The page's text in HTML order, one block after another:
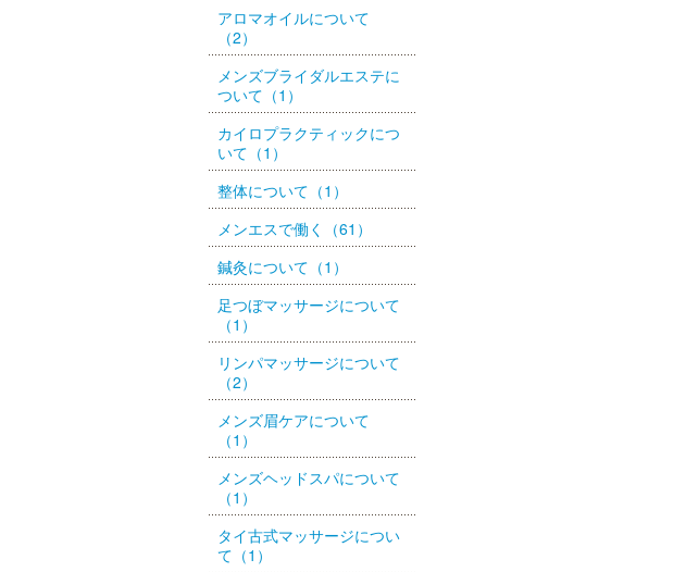
アロマオイルについて
（2）
メンズブライダルエステに
ついて（1）
カイロプラクティックにつ
いて（1）
整体について（1）
メンエスで働く（61）
鍼灸について（1）
足つぼマッサージについて
（1）
リンパマッサージについて
（2）
メンズ眉ケアについて
（1）
メンズヘッドスパについて
（1）
タイ古式マッサージについ
て（1）